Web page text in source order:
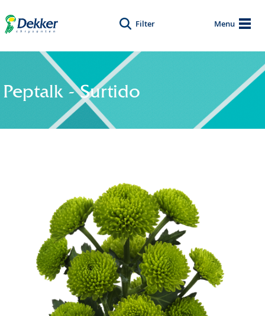
Menu
Filter
Peptalk - Surtido